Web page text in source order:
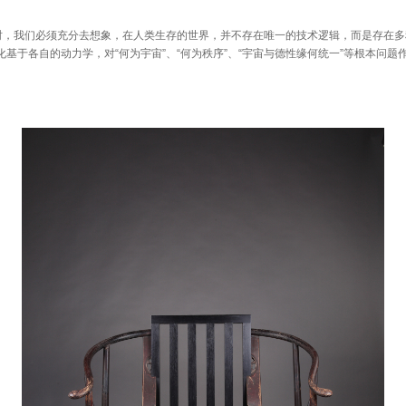
们必须充分去想象，在人类生存的世界，并不存在唯一的技术逻辑，而是存在多
基于各自的动力学，对“何为宇宙”、“何为秩序”、“宇宙与德性缘何统一”等根本问题